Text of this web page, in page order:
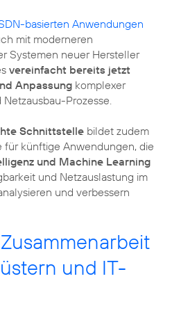
basierten Anwendungen
mit moderneren
Systemen neuer Hersteller
vereinfacht bereits jetzt
Anpassung komplexer
Prozesse.
Schnittstelle bildet zudem
für künftige Anwendungen, die
und Machine Learning
und Netzauslastung im
und verbessern
und IT-